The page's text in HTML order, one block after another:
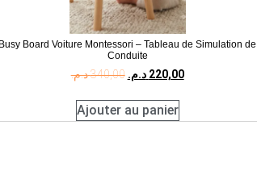
Busy Board Voiture Montessori – Tableau de Simulation de
Conduite
340,00د.م. 220,00 د.م.
Ajouter au panier